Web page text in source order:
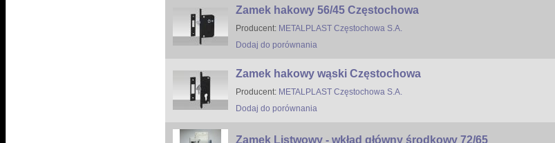
Zamek hakowy 56/45 Częstochowa
Producent: METALPLAST Częstochowa S.A.
Dodaj do porównania
Zamek hakowy wąski Częstochowa
Producent: METALPLAST Częstochowa S.A.
Dodaj do porównania
Zamek Listwowy - wkład główny środkowy 72/65